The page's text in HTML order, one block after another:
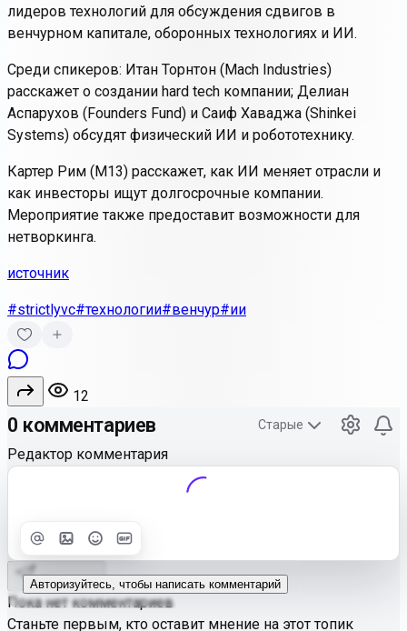
лидеров технологий для обсуждения сдвигов в
венчурном капитале, оборонных технологиях и ИИ.
Среди спикеров: Итан Торнтон (Mach Industries)
расскажет о создании hard tech компании; Делиан
Аспарухов (Founders Fund) и Саиф Хаваджа (Shinkei
Systems) обсудят физический ИИ и робототехнику.
Картер Рим (M13) расскажет, как ИИ меняет отрасли и
как инвесторы ищут долгосрочные компании.
Мероприятие также предоставит возможности для
нетворкинга.
источник
#strictlyvc#технологии#венчур#ии
12
0 комментариев Старые
Редактор комментария
Улучшить
Авторизуйтесь, чтобы написать комментарий
Отправить
Пока нет комментариев
Станьте первым, кто оставит мнение на этот топик